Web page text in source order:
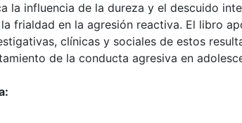
la influencia de la dureza y el descuido
frialdad en la agresión reactiva. El libro
clínicas y sociales de estos
de la conducta agresiva en